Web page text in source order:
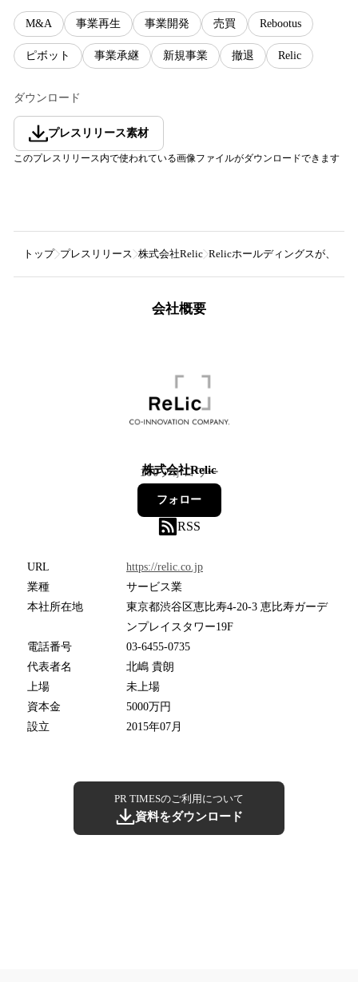
M&A 事業再生 事業開発 売買 Rebootus
ピボット 事業承継 新規事業 撤退 Relic
ダウンロード
プレスリリース素材
このプレスリリース内で使われている画像ファイルがダウンロードできます
トップ プレスリリース 株式会社Relic Relicホールディングスが、事
会社概要
株式会社Relic
100フォロワー
フォロー
RSS
URL
https://relic.co.jp
業種
サービス業
本社所在地
東京都渋谷区恵比寿4-20-3 恵比寿ガーデ
ンプレイスタワー19F
電話番号
03-6455-0735
代表者名
北嶋 貴朗
上場
未上場
資本金
5000万円
設立
2015年07月
PR TIMESのご利用について
資料をダウンロード